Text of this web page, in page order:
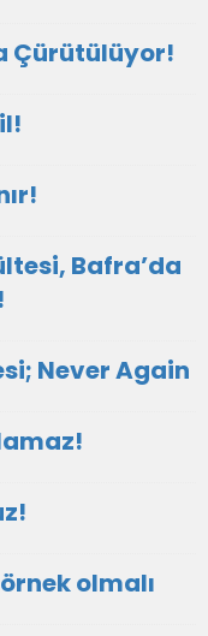
Çürütülüyor!
Bafra’da
Never Again
olmalı